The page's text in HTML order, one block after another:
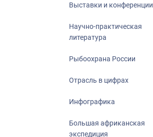
Выставки и конференции
Научно-практическая
литература
Рыбоохрана России
Отрасль в цифрах
Инфографика
Большая африканская
экспедиция